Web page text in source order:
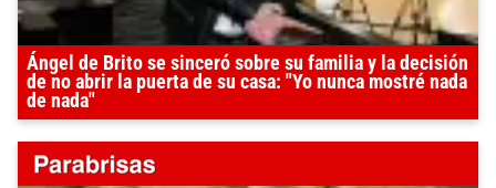
Ángel de Brito se sinceró sobre su familia y la decisión
de no abrir la puerta de su casa: "Yo nunca mostré nada
de nada"